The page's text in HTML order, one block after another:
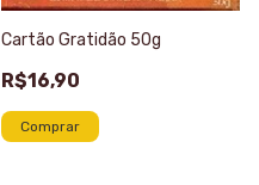
Cartão Gratidão 50g
R$16,90